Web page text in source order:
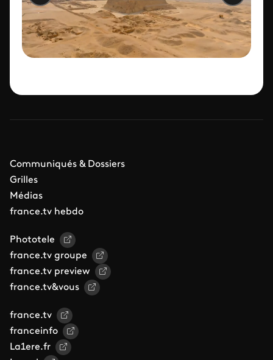
Communiqués & Dossiers
Grilles
Médias
france.tv hebdo
Phototele
france.tv groupe
france.tv preview
france.tv&vous
france.tv
franceinfo
La1ere.fr